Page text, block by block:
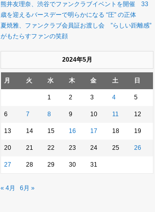
熊井友理奈、渋谷でファンクラブイベントを開催 33
歳を迎えるバースデーで明らかになる “圧” の正体
夏焼雅、ファンクラブ会員証お渡し会 ”らしい距離感”
がもたらすファンの笑顔
2024年5月
月 火 水 木 金 土 日
1 2 3 4 5
6 7 8 9 10 11 12
13 14 15 16 17 18 19
20 21 22 23 24 25 26
27 28 29 30 31
« 4月 6月 »